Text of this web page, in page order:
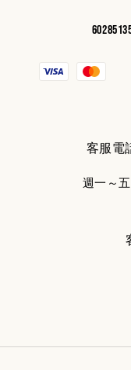
客服電
週一～